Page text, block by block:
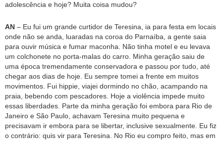
adolescência e hoje? Muita coisa mudou?
AN – Eu fui um grande curtidor de Teresina, ia para festa em locais
onde não se anda, luaradas na coroa do Parnaíba, a gente saia
para ouvir música e fumar maconha. Não tinha motel e eu levava
um colchonete no porta-malas do carro. Minha geração saiu de
uma época tremendamente conservadora e passou por tudo, até
chegar aos dias de hoje. Eu sempre tomei a frente em muitos
movimentos. Fui hippie, viajei dormindo no chão, acampando na
praia, bebendo com pescadores. Hoje a violência impede muito
essas liberdades. Parte da minha geração foi embora para Rio de
Janeiro e São Paulo, achavam Teresina muito pequena e
precisavam ir embora para se libertar, inclusive sexualmente. Eu fiz
o contrário: quis vir para Teresina. No Rio eu compro feito, mas em